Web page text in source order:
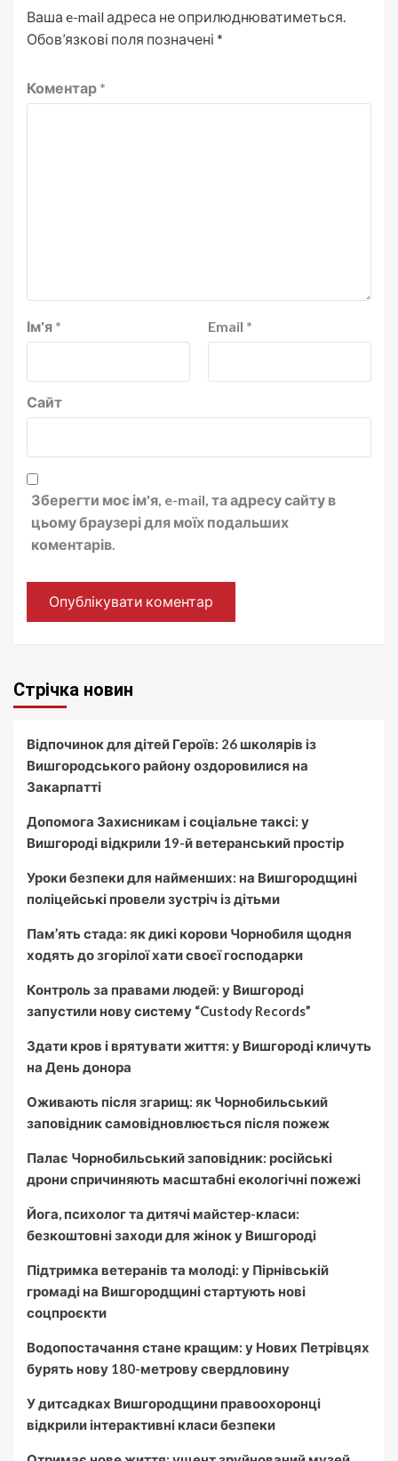
Ваша e-mail адреса не оприлюднюватиметься.
Обов’язкові поля позначені *
Коментар *
Ім'я * Email *
Сайт
Зберегти моє ім'я, e-mail, та адресу сайту в
цьому браузері для моїх подальших
коментарів.
Стрічка новин
Відпочинок для дітей Героїв: 26 школярів із
Вишгородського району оздоровилися на
Закарпатті
Допомога Захисникам і соціальне таксі: у
Вишгороді відкрили 19-й ветеранський простір
Уроки безпеки для найменших: на Вишгородщині
поліцейські провели зустріч із дітьми
Пам’ять стада: як дикі корови Чорнобиля щодня
ходять до згорілої хати своєї господарки
Контроль за правами людей: у Вишгороді
запустили нову систему “Custody Records”
Здати кров і врятувати життя: у Вишгороді кличуть
на День донора
Оживають після згарищ: як Чорнобильський
заповідник самовідновлюється після пожеж
Палає Чорнобильський заповідник: російські
дрони спричиняють масштабні екологічні пожежі
Йога, психолог та дитячі майстер-класи:
безкоштовні заходи для жінок у Вишгороді
Підтримка ветеранів та молоді: у Пірнівській
громаді на Вишгородщині стартують нові
соцпроєкти
Водопостачання стане кращим: у Нових Петрівцях
бурять нову 180-метрову свердловину
У дитсадках Вишгородщини правоохоронці
відкрили інтерактивні класи безпеки